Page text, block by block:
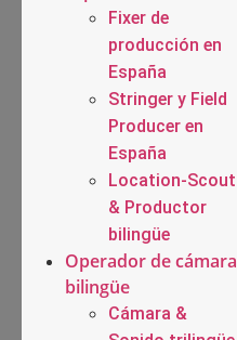
Fixer de
producción en
España
Stringer y Field
Producer en
España
Location-Scout
& Productor
bilingüe
Operador de cámara
bilingüe
Cámara &